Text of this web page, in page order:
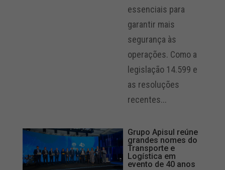
essenciais para
garantir mais
segurança às
operações. Como a
legislação 14.599 e
as resoluções
recentes...
Grupo Apisul reúne
grandes nomes do
Transporte e
Logística em
evento de 40 anos